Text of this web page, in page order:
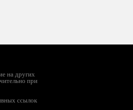
на других
при
ссылок